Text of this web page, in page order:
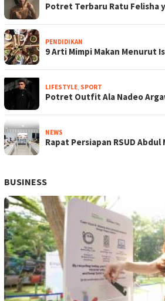
Potret Terbaru Ratu Felisha
PENDIDIKAN
9 Arti Mimpi Makan Menurut
LIFESTYLE SPORT
Potret Outfit Ala Nadeo
NEWS
Rapat Persiapan RSUD
BUSINESS